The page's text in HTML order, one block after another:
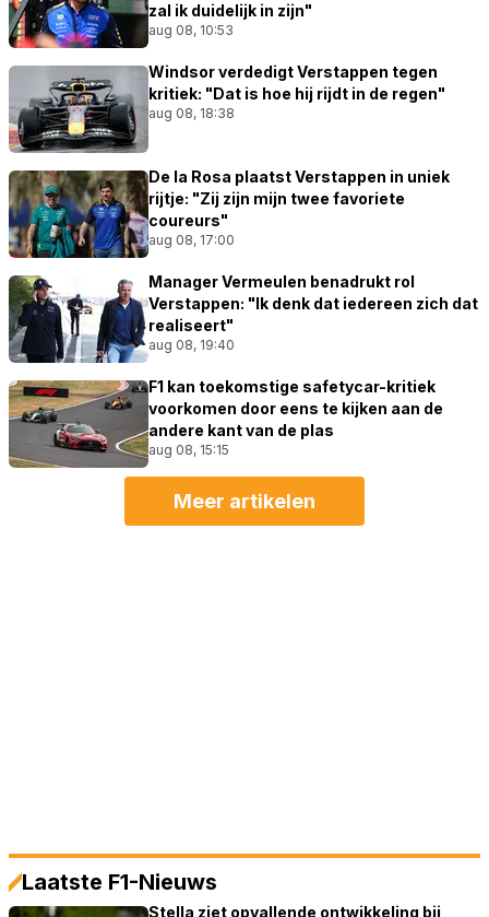
zal ik duidelijk in zijn"
aug 08, 10:53
Windsor verdedigt Verstappen tegen
kritiek: "Dat is hoe hij rijdt in de regen"
aug 08, 18:38
De la Rosa plaatst Verstappen in uniek
rijtje: "Zij zijn mijn twee favoriete
coureurs"
aug 08, 17:00
Manager Vermeulen benadrukt rol
Verstappen: "Ik denk dat iedereen zich dat
realiseert"
aug 08, 19:40
F1 kan toekomstige safetycar-kritiek
voorkomen door eens te kijken aan de
andere kant van de plas
aug 08, 15:15
Meer artikelen
Laatste F1-Nieuws
Stella ziet opvallende ontwikkeling bij